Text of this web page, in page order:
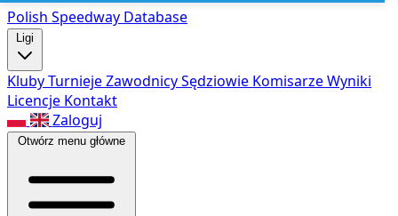
Polish Speedway Database
Ligi
KlubyTurniejeZawodnicySędziowie KomisarzeWyniki
Licencje Kontakt
Zaloguj
Otwórz menu główne